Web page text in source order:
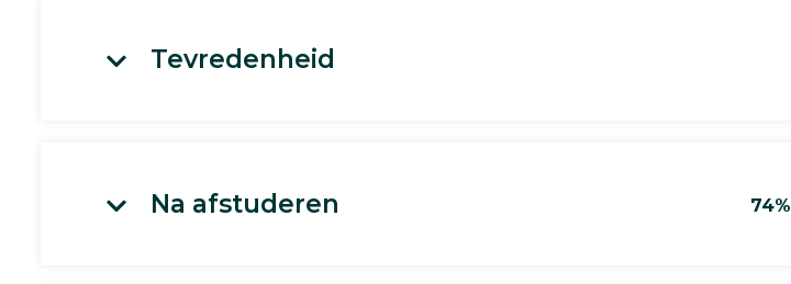
Tevredenheid
Na afstuderen 74%